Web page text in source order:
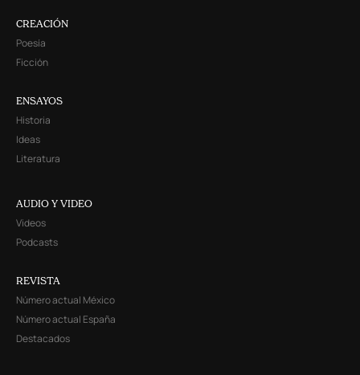
CREACIÓN
Poesía
Ficción
ENSAYOS
Historia
Ideas
Literatura
AUDIO Y VIDEO
Videos
Podcasts
REVISTA
Número actual México
Número actual España
Destacados